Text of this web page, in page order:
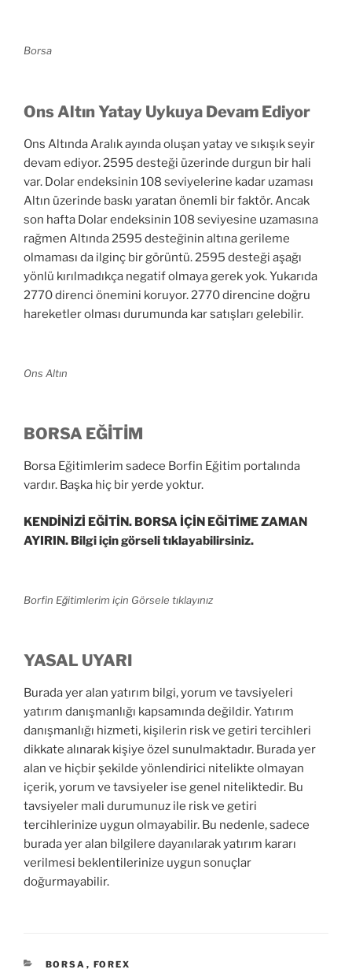
Borsa
Ons Altın Yatay Uykuya Devam Ediyor
Ons Altında Aralık ayında oluşan yatay ve sıkışık seyir
devam ediyor. 2595 desteği üzerinde durgun bir hali
var. Dolar endeksinin 108 seviyelerine kadar uzaması
Altın üzerinde baskı yaratan önemli bir faktör. Ancak
son hafta Dolar endeksinin 108 seviyesine uzamasına
rağmen Altında 2595 desteğinin altına gerileme
olmaması da ilginç bir görüntü. 2595 desteği aşağı
yönlü kırılmadıkça negatif olmaya gerek yok. Yukarıda
2770 direnci önemini koruyor. 2770 direncine doğru
hareketler olması durumunda kar satışları gelebilir.
Ons Altın
BORSA EĞİTİM
Borsa Eğitimlerim sadece Borfin Eğitim portalında
vardır. Başka hiç bir yerde yoktur.
KENDİNİZİ EĞİTİN. BORSA İÇİN EĞİTİME ZAMAN
AYIRIN. Bilgi için görseli tıklayabilirsiniz.
Borfin Eğitimlerim için Görsele tıklayınız
YASAL UYARI
Burada yer alan yatırım bilgi, yorum ve tavsiyeleri
yatırım danışmanlığı kapsamında değildir. Yatırım
danışmanlığı hizmeti, kişilerin risk ve getiri tercihleri
dikkate alınarak kişiye özel sunulmaktadır. Burada yer
alan ve hiçbir şekilde yönlendirici nitelikte olmayan
içerik, yorum ve tavsiyeler ise genel niteliktedir. Bu
tavsiyeler mali durumunuz ile risk ve getiri
tercihlerinize uygun olmayabilir. Bu nedenle, sadece
burada yer alan bilgilere dayanılarak yatırım kararı
verilmesi beklentilerinize uygun sonuçlar
doğurmayabilir.
KATEGORILER
BORSA , FOREX